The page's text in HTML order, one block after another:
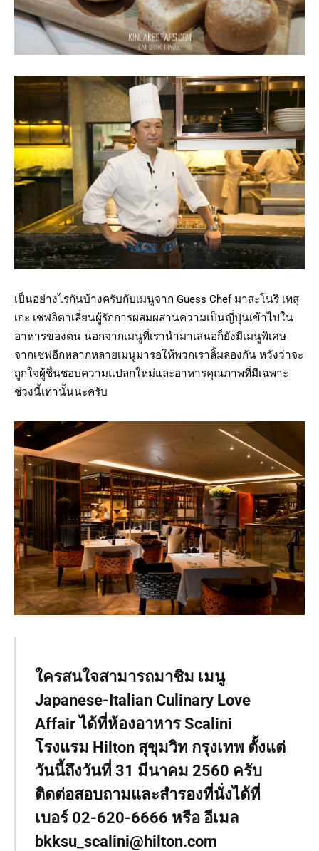
เป็นอย่างไรกันบ้างครับกับเมนูจาก Guess Chef มาสะโนริ เทสุ
เกะ เชฟอิตาเลี่ยนผู้รักการผสมผสานความเป็นญี่ปุ่นเข้าไปใน
อาหารของตน นอกจากเมนูที่เรานำมาเสนอก็ยังมีเมนูพิเศษ
จากเชฟอีกหลากหลายเมนูมารอให้พวกเราลิ้มลองกัน หวังว่าจะ
ถูกใจผู้ชื่นชอบความแปลกใหม่และอาหารคุณภาพที่มีเฉพาะ
ช่วงนี้เท่านั้นนะครับ
ใครสนใจสามารถมาชิม เมนู
Japanese-Italian Culinary Love
Affair ได้ที่ห้องอาหาร Scalini
โรงแรม Hilton สุขุมวิท กรุงเทพ ตั้งแต่
วันนี้ถึงวันที่ 31 มีนาคม 2560 ครับ
ติดต่อสอบถามและสำรองที่นั่งได้ที่
เบอร์ 02-620-6666 หรือ อีเมล
bkksu_scalini@hilton.com